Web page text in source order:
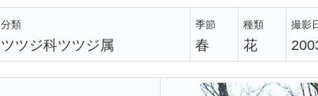
分類
ツツジ科ツツジ属
季節
春
種類
花
撮影